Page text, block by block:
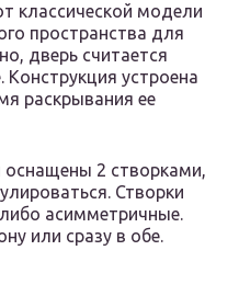
классической модели
пространства для
дверь считается
устроена
раскрывания ее
оснащены 2 створками,
Створки
асимметричные.
или сразу в обе.